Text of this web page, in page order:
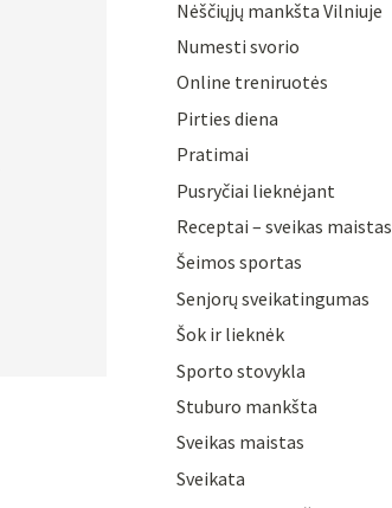
Nėščiųjų mankšta Vilniuje
Numesti svorio
Online treniruotės
Pirties diena
Pratimai
Pusryčiai lieknėjant
Receptai – sveikas maistas
Šeimos sportas
Senjorų sveikatingumas
Šok ir lieknėk
Sporto stovykla
Stuburo mankšta
Sveikas maistas
Sveikata